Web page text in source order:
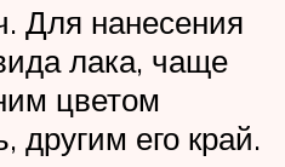
Для нанесения
лака, чаще
цветом
другим его край.